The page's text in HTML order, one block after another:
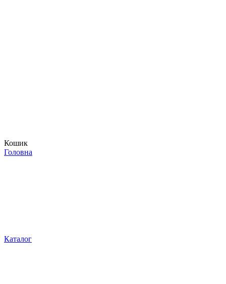
Кошик
Головна
Каталог